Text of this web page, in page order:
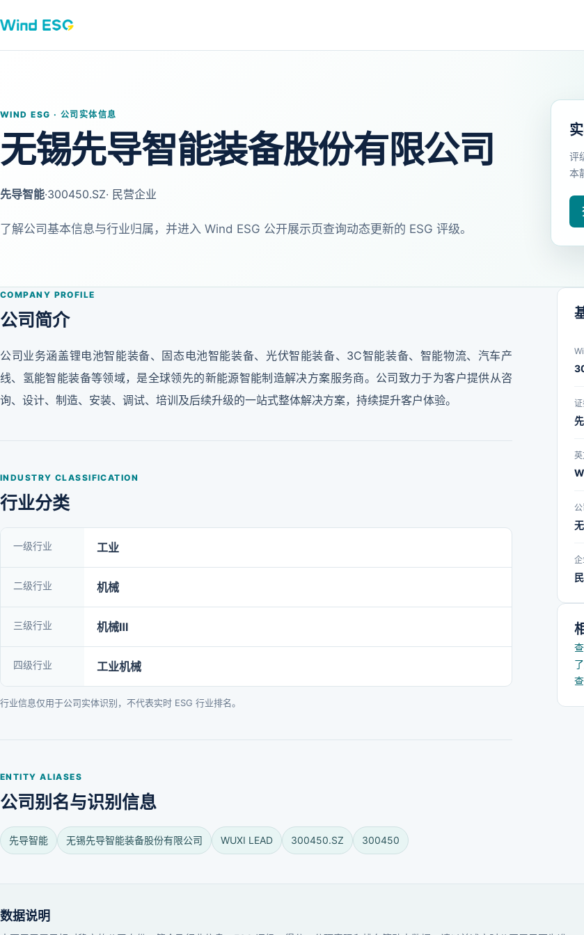
WIND ESG · 公司实体信息
无锡先导智能装备股份有限公司
先导智能·300450.SZ· 民营企业
了解公司基本信息与行业归属，并进入 Wind ESG 公开展示页查询动态更新的 ESG 评级。
评
本
COMPANY PROFILE
公司简介
公司业务涵盖锂电池智能装备、固态电池智能装备、光伏智能装备、3C智能装备、智能物流、汽车产
线、氢能智能装备等领域，是全球领先的新能源智能制造解决方案服务商。公司致力于为客户提供从咨
询、设计、制造、安装、调试、培训及后续升级的一站式整体解决方案，持续提升客户体验。
INDUSTRY CLASSIFICATION
行业分类
一级行业 工业
二级行业 机械
三级行业 机械Ⅲ
四级行业 工业机械
行业信息仅用于公司实体识别，不代表实时 ESG 行业排名。
ENTITY ALIASES
公司别名与识别信息
先导智能 无锡先导智能装备股份有限公司 WUXI LEAD 300450.SZ 300450
数据说明